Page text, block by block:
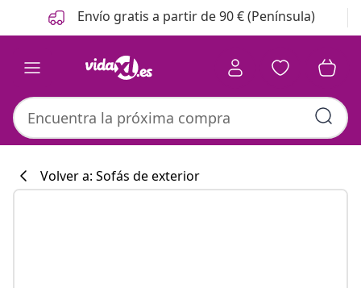
Anterior
Siguiente Envío gratis a partir de 90 € (Península)
Volver a: Sofás de exterior